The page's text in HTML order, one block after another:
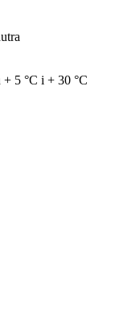
+ 5 °C i + 30 °C